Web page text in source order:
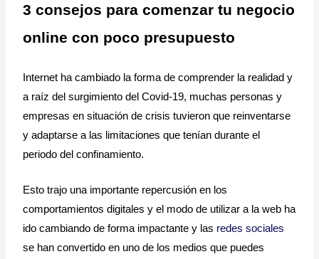
3 consejos para comenzar tu negocio
online con poco presupuesto
Internet ha cambiado la forma de comprender la realidad y
a raíz del surgimiento del Covid-19, muchas personas y
empresas en situación de crisis tuvieron que reinventarse
y adaptarse a las limitaciones que tenían durante el
periodo del confinamiento.
Esto trajo una importante repercusión en los
comportamientos digitales y el modo de utilizar a la web ha
ido cambiando de forma impactante y las redes sociales
se han convertido en uno de los medios que puedes